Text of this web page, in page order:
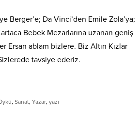
Berger’e; Da Vinci’den Emile Zola’ya;
Bebek Mezarlarına uzanan geniş
Ersan ablam bizlere. Biz Altın Kızlar
tavsiye ederiz.
, Sanat, Yazar, yazı